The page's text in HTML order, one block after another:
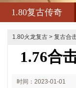
1.80复古传奇
1.80火龙复古 > 复古合
1.76合
时间：2023-01-01